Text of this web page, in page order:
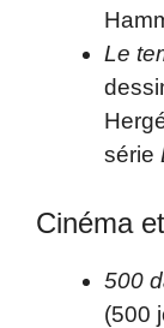
Le
série
Cinéma
500
(500